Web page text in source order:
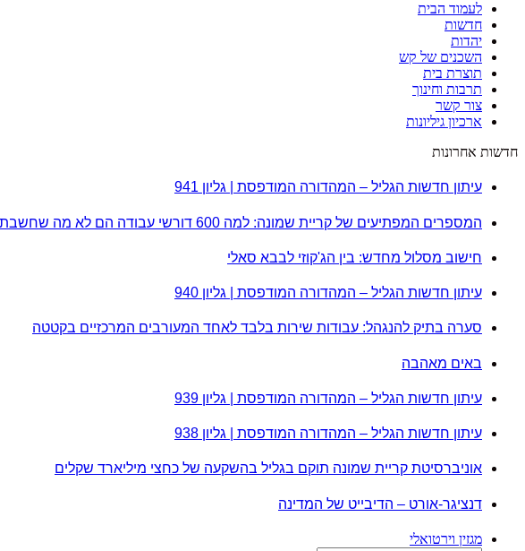
לעמוד הבית
חדשות
יהדות
השכנים של קש
תוצרת בית
תרבות וחינוך
צור קשר
ארכיון גיליונות
חדשות אחרונות
עיתון חדשות הגליל – המהדורה המודפסת | גליון 941
המספרים המפתיעים של קריית שמונה: למה 600 דורשי עבודה הם לא מה שחשבתם?
חישוב מסלול מחדש: בין הג'קוזי לבבא סאלי
עיתון חדשות הגליל – המהדורה המודפסת | גליון 940
סערה בתיק להנגהל: עבודות שירות בלבד לאחד המעורבים המרכזיים בקטטה
באים מאהבה
עיתון חדשות הגליל – המהדורה המודפסת | גליון 939
עיתון חדשות הגליל – המהדורה המודפסת | גליון 938
אוניברסיטת קריית שמונה תוקם בגליל בהשקעה של כחצי מיליארד שקלים
דנציגר-אורט – הדיבייט של המדינה
מגזין וירטואלי